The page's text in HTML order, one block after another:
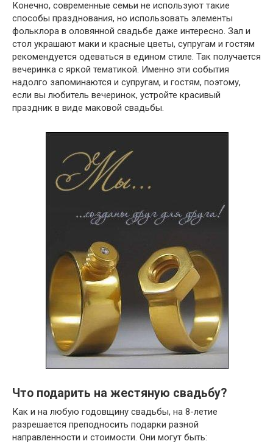
Конечно, современные семьи не используют такие
способы празднования, но использовать элементы
фольклора в оловянной свадьбе даже интересно. Зал и
стол украшают маки и красные цветы, супругам и гостям
рекомендуется одеваться в едином стиле. Так получается
вечеринка с яркой тематикой. Именно эти события
надолго запоминаются и супругам, и гостям, поэтому,
если вы любитель вечеринок, устройте красивый
праздник в виде маковой свадьбы.
Что подарить на жестяную свадьбу?
Как и на любую годовщину свадьбы, на 8-летие
разрешается преподносить подарки разной
направленности и стоимости. Они могут быть: